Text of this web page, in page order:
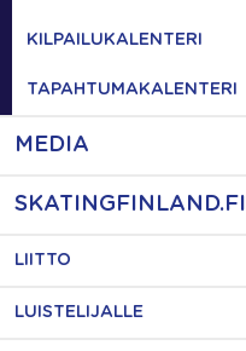
KILPAILUKALENTERI
TAPAHTUMAKALENTERI
MEDIA
SKATINGFINLAND.FI
LIITTO
LUISTELIJALLE